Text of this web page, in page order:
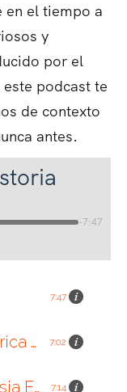
en el tiempo a
y
por el
podcast te
de contexto
antes.
-7:47
7:47
El Presidente Que America Covirtio en Leyenda. 7:02
El Zar Que Convirtió Rusia En U 7:14